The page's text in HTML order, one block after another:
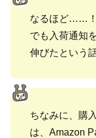
なるほど……！
でも入荷通知
伸びたという
ちなみに、購
は、Amazon